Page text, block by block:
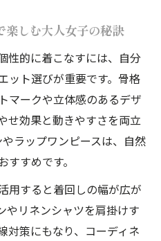
ンピに上品さをプラス
的コーデで夏ワンピを
を個性的コーデで格上
夏ワンピの着こなし方
りを活かす夏ワンピの
楽しむ大人女子の秘訣
性的に着こなすには、自分
ット選びが重要です。骨格
マークや立体感のあるデザ
せ効果と動きやすさを両立
ラップワンピースは、自然
すめです。
用すると着回しの幅が広が
やリネンシャツを肩掛けす
対策にもなり、コーディネ